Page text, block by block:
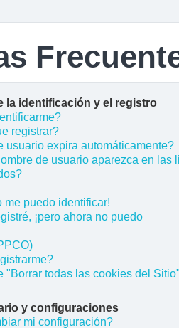
la identificación y el registro
registrar?
usuario expira automáticamente?
de usuario aparezca en las
me puedo identificar!
¡pero ahora no puedo
"Borrar todas las cookies del
y configuraciones
mi configuración?